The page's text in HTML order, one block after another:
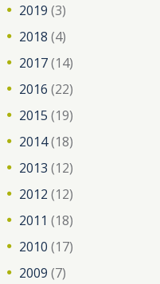
2019 (3)
2018 (4)
2017(14)
2016 (22)
2015 (19)
2014(18)
2013 (12)
2012 (12)
2011 (18)
2010 (17)
2009 (7)